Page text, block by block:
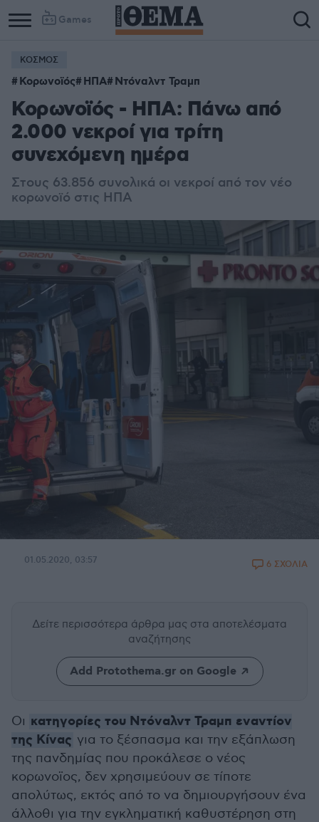
Games
ΚΟΣΜΟΣ
Κορωνοϊός ΗΠΑ Ντόναλντ Τραμπ
Κορωνοϊός - ΗΠΑ: Πάνω από
2.000 νεκροί για τρίτη
συνεχόμενη ημέρα
Στους 63.856 συνολικά οι νεκροί από τον νέο
κορωνοϊό στις ΗΠΑ
01.05.2020, 03:57 6 ΣΧΟΛΙΑ
Δείτε περισσότερα άρθρα μας στα αποτελέσματα
αναζήτησης
Add Protothema.gr on Google
Οι κατηγορίες του Ντόναλντ Τραμπ εναντίον
της Κίνας για το ξέσπασμα και την εξάπλωση
της πανδημίας που προκάλεσε ο νέος
κορωνοϊος, δεν χρησιμεύουν σε τίποτε
απολύτως, εκτός από το να δημιουργήσουν ένα
άλλοθι για την εγκληματική καθυστέρηση στη